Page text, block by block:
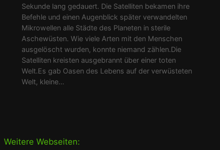
Sekunde lang gedauert. Die Satelliten bekamen ihre
Befehle und einen Augenblick später verwandelten
Mikrowellen alle Städte des Planeten in sterile
Aschewüsten. Wie viele Arten mit den Menschen
ausgelöscht wurden, konnte niemand zählen.Die
Satelliten kreisten ausgebrannt über einer toten
Welt.Es gab Oasen des Lebens auf der verwüsteten
Welt, kleine…
Weitere Webseiten: